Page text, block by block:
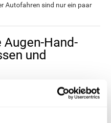
Autofahren sind nur ein paar
Augen-Hand-
und
im Alltagsleben
es, uns in der Umwelt